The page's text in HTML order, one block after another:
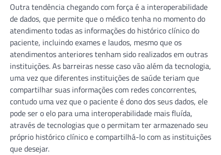
Outra tendência chegando com força é a interoperabilidade
de dados, que permite que o médico tenha no momento do
atendimento todas as informações do histórico clínico do
paciente, incluindo exames e laudos, mesmo que os
atendimentos anteriores tenham sido realizados em outras
instituições. As barreiras nesse caso vão além da tecnologia,
uma vez que diferentes instituições de saúde teriam que
compartilhar suas informações com redes concorrentes,
contudo uma vez que o paciente é dono dos seus dados, ele
pode ser o elo para uma interoperabilidade mais fluída,
através de tecnologias que o permitam ter armazenado seu
próprio histórico clínico e compartilhá-lo com as instituições
que desejar.